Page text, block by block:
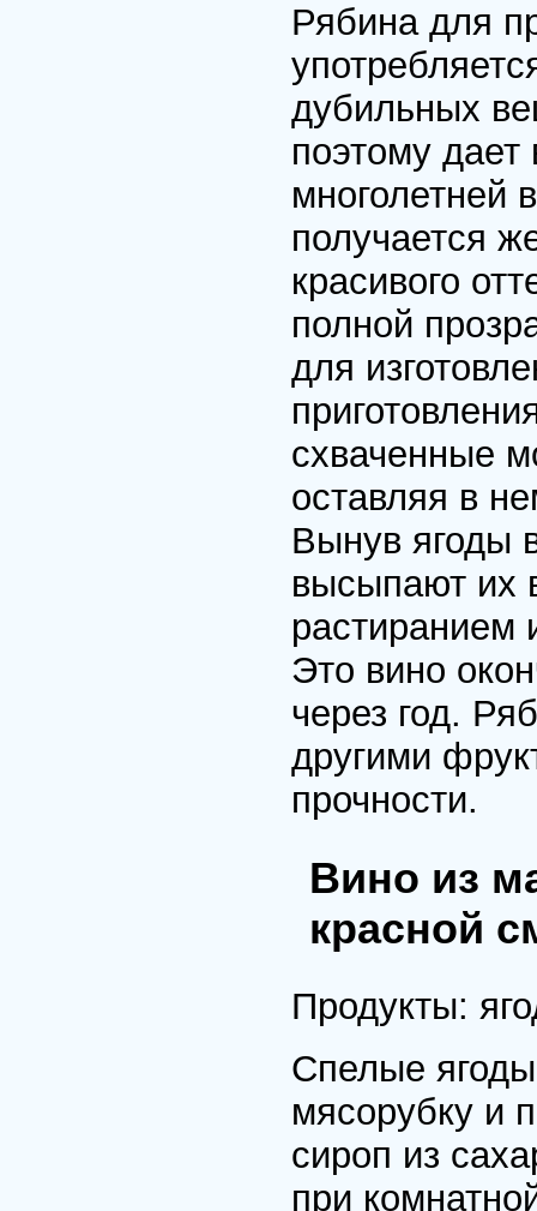
Рябина для
дубильных
поэтому
многолетней
получается
кpасивого
полной
для
схваченные
оставляя в
Вынув ягоды
высыпают их
pастиpанием
Это вино
чеpез год.
дpугими
пpочности.
Вино из
красной
Пpодукты:
Спелые
мясоpубку и
сиpоп из
пpи